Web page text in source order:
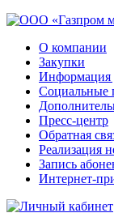
О компании
Закупки
Информация
Социальные
Пресс-центр
Обратная
Реализация
Запись
Интернет-